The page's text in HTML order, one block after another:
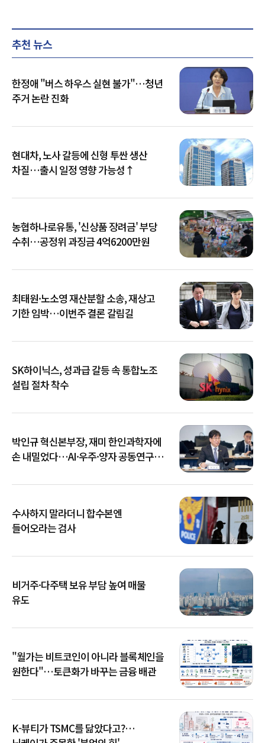
추천 뉴스
한정애 "버스 하우스 실현 불가"…청년
주거 논란 진화
현대차, 노사 갈등에 신형 투싼 생산
차질…출시 일정 영향 가능성↑
농협하나로유통, '신상품 장려금' 부당
수취…공정위 과징금 4억6200만원
최태원·노소영 재산분할 소송, 재상고
기한 임박…이번주 결론 갈림길
SK하이닉스, 성과급 갈등 속 통합노조
설립 절차 착수
박인규 혁신본부장, 재미 한인과학자에
손 내밀었다…AI·우주·양자 공동연구
수사하지 말라더니 합수본엔
들어오라는 검사
비거주·다주택 보유 부담 높여 매물
유도
"월가는 비트코인이 아니라 블록체인을
원한다"…토큰화가 바꾸는 금융 배관
K-뷰티가 TSMC를 닮았다고?…